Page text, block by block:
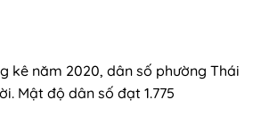
kê năm 2020, dân số phường Thái
Mật độ dân số đạt 1.775